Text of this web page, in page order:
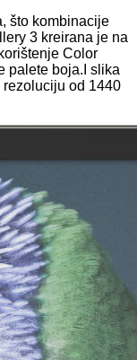
što kombinacije
3 kreirana je na
Color
palete boja.I slika
od 1440